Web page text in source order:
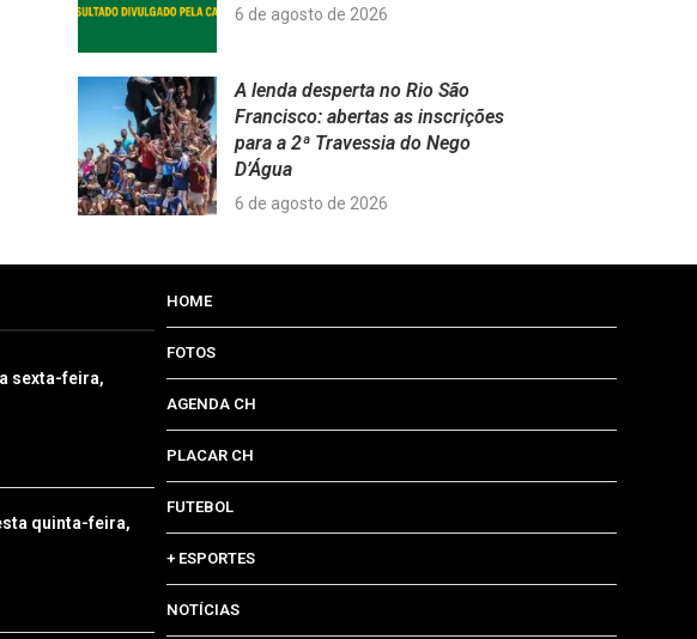
6 de agosto de 2026
A lenda desperta no Rio São
Francisco: abertas as inscrições
para a 2ª Travessia do Nego
D’Água
6 de agosto de 2026
sexta-feira,
quinta-feira,
HOME
FOTOS
AGENDA CH
PLACAR CH
FUTEBOL
+ ESPORTES
NOTÍCIAS